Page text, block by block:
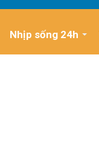
Nhịp sống 24h